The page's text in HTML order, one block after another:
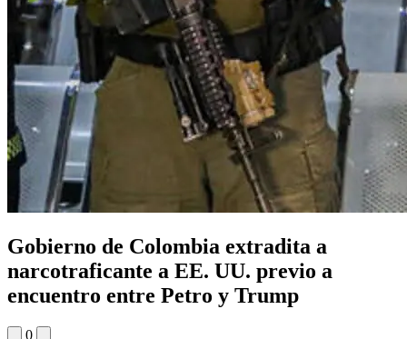
Gobierno de Colombia extradita a
narcotraficante a EE. UU. previo a
encuentro entre Petro y Trump
0